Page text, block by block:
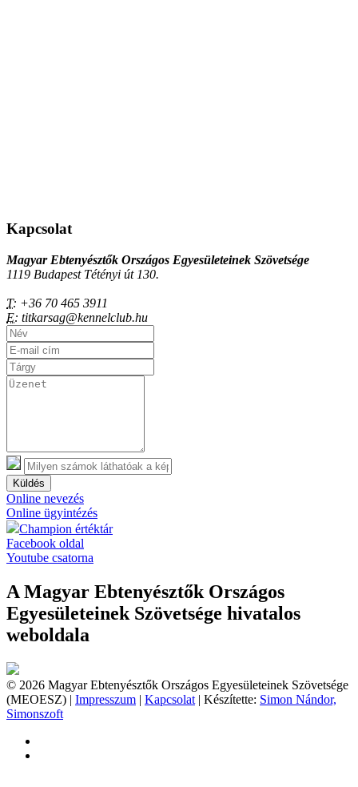
Kapcsolat
Magyar Ebtenyésztők Országos Egyesületeinek Szövetsége
1119 Budapest Tétényi út 130.
T: +36 70 465 3911
E: titkarsag@kennelclub.hu
Küldés
Online nevezés
Online ügyintézés
Champion értéktár
Facebook oldal
Youtube csatorna
A Magyar Ebtenyésztők Országos
Egyesületeinek Szövetsége hivatalos
weboldala
© 2026 Magyar Ebtenyésztők Országos Egyesületeinek Szövetsége
(MEOESZ) | Impresszum | Kapcsolat | Készítette: Simon Nándor,
Simonszoft